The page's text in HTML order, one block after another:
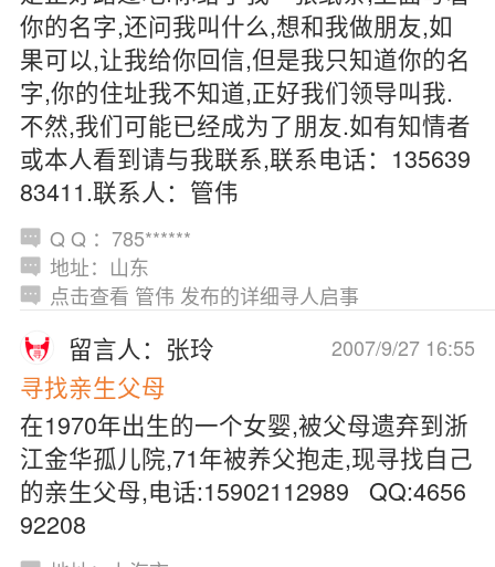
你的名字,还问我叫什么,想和我做朋友,如
果可以,让我给你回信,但是我只知道你的名
字,你的住址我不知道,正好我们领导叫我.
不然,我们可能已经成为了朋友.如有知情者
或本人看到请与我联系,联系电话：135639
83411.联系人：管伟
Q Q ：785******
地址：山东
点击查看 管伟 发布的详细寻人启事
2007/9/27 16:55
留言人：张玲
寻找亲生父母
在1970年出生的一个女婴,被父母遗弃到浙
江金华孤儿院,71年被养父抱走,现寻找自己
的亲生父母,电话:15902112989 QQ:4656
92208